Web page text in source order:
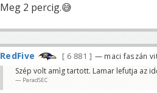
Meg 2 percig.😅
RedFive 6 881 — maci faszán
Szép volt amìg tartott. Lamar lefutja az
ParadSEC